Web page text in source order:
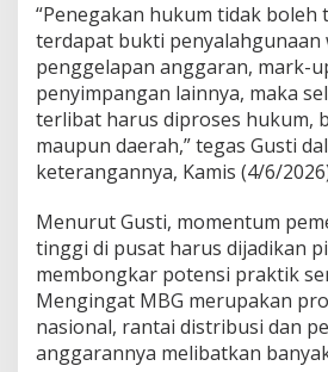
“Penegakan hukum tidak boleh
terdapat bukti penyalahgunaan
penggelapan anggaran, mark-
penyimpangan lainnya, maka
terlibat harus diproses hukum,
maupun daerah,” tegas Gusti
keterangannya, Kamis (4/6/
Menurut Gusti, momentum
tinggi di pusat harus dijadikan
membongkar potensi praktik
Mengingat MBG merupakan
nasional, rantai distribusi dan
anggarannya melibatkan